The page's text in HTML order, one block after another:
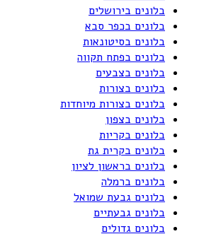
בלונים בירושלים
בלונים בכפר סבא
בלונים בסיטונאות
בלונים בפתח תקווה
בלונים בצבעים
בלונים בצורות
בלונים בצורות מיוחדות
בלונים בצפון
בלונים בקריות
בלונים בקרית גת
בלונים בראשון לציון
בלונים ברמלה
בלונים גבעת שמואל
בלונים גבעתיים
בלונים גדולים